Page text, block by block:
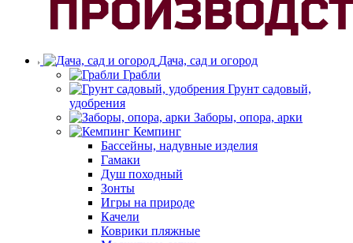
Дача, сад и огород
Грабли
Грунт садовый,
удобрения
Заборы, опора, арки
Кемпинг
Бассейны, надувные изделия
Гамаки
Душ походный
Зонты
Игры на природе
Качели
Коврики пляжные